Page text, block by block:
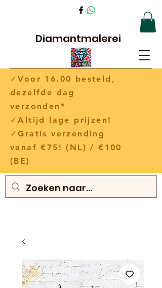
Diamantmalerei
✓Voor 16.00 besteld,
dezelfde dag
verzonden*
✓Altijd lage prijzen!
✓Gratis verzending
vanaf €75! (NL) / €100
(BE)